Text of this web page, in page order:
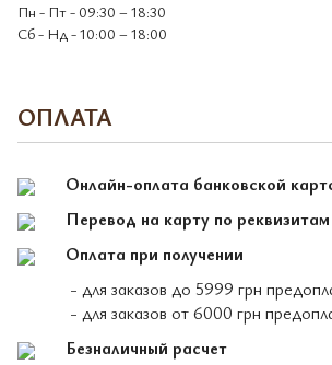
Пн - Пт - 09:30 – 18:30
Сб - Нд - 10:00 – 18:00
ОПЛАТА
Онлайн-оплата банковской
Перевод на карту по реквизитам
Оплата при получении
- для заказов до 5999 грн
- для заказов от 6000 грн
Безналичный расчет